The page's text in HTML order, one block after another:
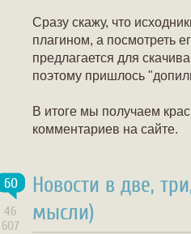
Сразу скажу, что
плагином, а посмотреть
предлагается для
поэтому пришлось
В итоге мы получаем
комментариев на сайте.
Новости в две,
мысли)
60
46
607